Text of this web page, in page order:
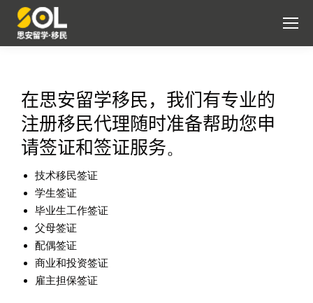
在思安留学移民 ，我们有专业的
注册移民代理随时准备帮助您申
请签证和签证服务。
技术移民签证
学生签证
毕业生工作签证
父母签证
配偶签证
商业和投资签证
雇主担保签证